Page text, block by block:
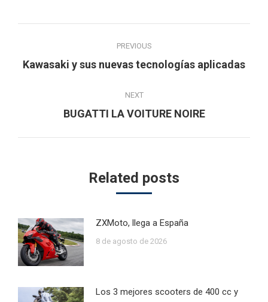
navigation
PREVIOUS
Previous
Kawasaki y sus nuevas tecnologías aplicadas
NEXT
Next
BUGATTI LA VOITURE NOIRE
Related posts
ZXMoto, llega a España
8 de agosto de 2026
Los 3 mejores scooters de 400 cc y